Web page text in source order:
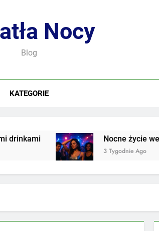
Nocy
Blog
KATEGORIE
Nocne życie we
3 Tygodnie Ago